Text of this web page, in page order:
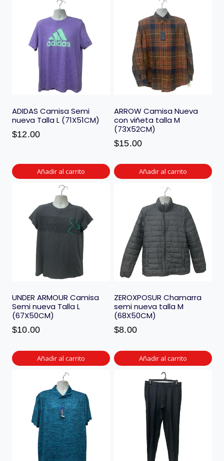
ADIDAS Camisa Semi
nueva Talla L (71X51CM)
$12.00
Añadir al carrito
ARROW Camisa Nueva
con viñeta talla M
(73X52CM)
$15.00
Añadir al carrito
UNDER ARMOUR Camisa
Semi nueva Talla L
(67X50CM)
$10.00
Añadir al carrito
ZEROXPOSUR Chamarra
semi nueva talla M
(68X50CM)
$8.00
Añadir al carrito